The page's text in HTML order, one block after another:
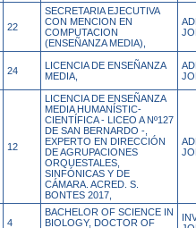
22
SECRETARIA EJECUTIVA
CON MENCION EN
COMPUTACION
(ENSEÑANZA MEDIA),
24
LICENCIA DE ENSEÑANZA
MEDIA,
12
LICENCIA DE ENSEÑANZA
MEDIA HUMANÍSTIC-
CIENTÍFICA - LICEO A Nº127
DE SAN BERNARDO -,
EXPERTO EN DIRECCIÓN
DE AGRUPACIONES
ORQUESTALES,
SINFÓNICAS Y DE
CÁMARA. ACRED. S.
BONTES 2017,
4
BACHELOR OF SCIENCE IN
BIOLOGY, DOCTOR OF